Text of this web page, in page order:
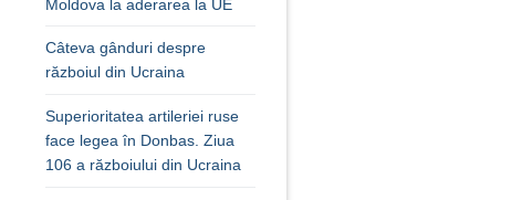
Moldova la aderarea la UE
Câteva gânduri despre
războiul din Ucraina
Superioritatea artileriei ruse
face legea în Donbas. Ziua
106 a războiului din Ucraina